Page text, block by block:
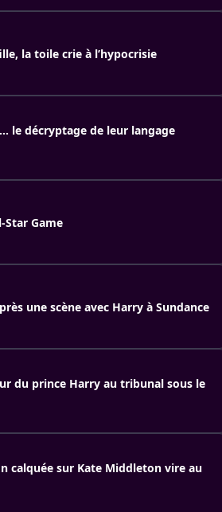
la toile crie à l’hypocrisie
le décryptage de leur langage
Game
une scène avec Harry à Sundance
du prince Harry au tribunal sous le
calquée sur Kate Middleton vire au